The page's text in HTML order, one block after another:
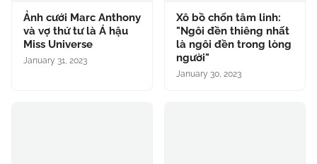
Ảnh cưới Marc Anthony
và vợ thứ tư là Á hậu
Miss Universe
January 31, 2023
Xô bồ chốn tâm linh:
"Ngôi đền thiêng nhất
là ngôi đền trong lòng
người"
January 30, 2023